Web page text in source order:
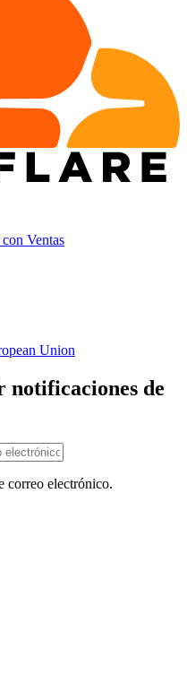
Ventas
Union
notificaciones de
correo electrónico.